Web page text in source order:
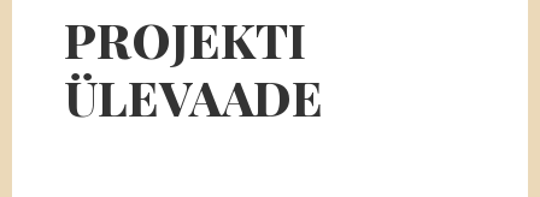
PROJEKTI
ÜLEVAADE